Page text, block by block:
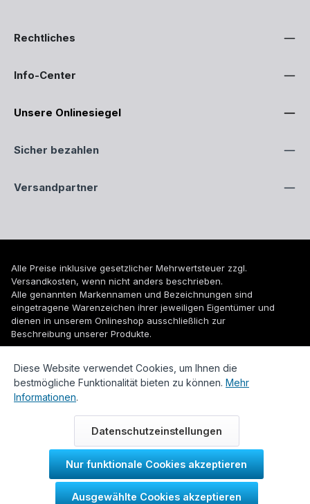
Rechtliches
Info-Center
Unsere Onlinesiegel
Sicher bezahlen
Versandpartner
Alle Preise inklusive gesetzlicher Mehrwertsteuer zzgl.
Versandkosten, wenn nicht anders beschrieben.
Alle genannten Markennamen und Bezeichnungen sind
eingetragene Warenzeichen ihrer jeweiligen Eigentümer und
dienen in unserem Onlineshop ausschließlich zur
Beschreibung unserer Produkte.
© 2026 WUH24.de - Weigel und Unger Heizungs- und
Sanitärtechnik GmbH
Diese Website verwendet Cookies, um Ihnen die
bestmögliche Funktionalität bieten zu können. Mehr
Informationen.
Datenschutzeinstellungen
Nur funktionale Cookies akzeptieren
Ausgewählte Cookies akzeptieren
Durch IT-Recht Kanzlei